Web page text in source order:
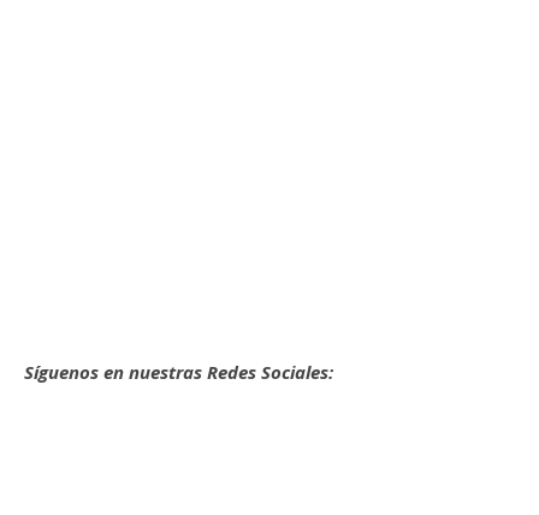
Síguenos en nuestras Redes Sociales: